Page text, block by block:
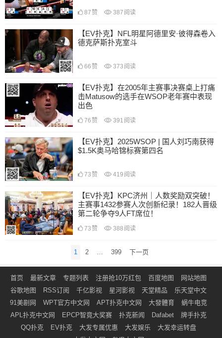
87 赞 387 阅读
【EV扑克】NFL明星阿德里安·彼得森卷入
德克萨斯扑克室斗
66 赞 373 阅读
【EV扑克】在2005年主赛事决赛桌上打痛
击Matusow的选手在WSOP老年赛中表现
出色
76 赞 391 阅读
【EV扑克】2025WSOP | 国人刘巧南获得
$1.5K奥马哈锦标赛第四名
73 赞 419 阅读
【EV扑克】KPC济州｜人数奖励双突破！
主赛事1432参赛人次创新纪录！182人晋级
第二轮争夺9人FT席位！
73 赞 388 阅读
1 2 … 399 下一页
首页 最新文章 专题列表 注册抢10万红包 百度地图
网站地图
谷歌地图
RSS订阅 千亿影视 星河影视 天堂精品
乐天堂中文
91美剧网
WPT官方中文网 APT扑克中文网 大發體育
蜗牛电竞
APL扑克中文网
EPCP智竟大奖赛 扑克新闻 Dafabet
牌手扑克
QQ扑克
EV扑克 大发专属优惠 大发娱乐
大发幸运转盘